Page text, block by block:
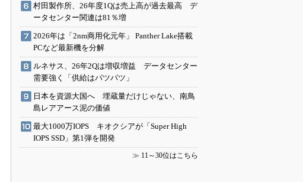
村田製作所、26年度1Qは売上高が過去最高 デ
ータセンター関連は81％増
2026年は「2nm商用化元年」 Panther Lake搭載
PCなど最新機を分解
ルネサス、26年2Qは増収増益 データセンター
需要強く「供給はパツパツ」
日本を資源大国へ 埋蔵量だけじゃない、南鳥
島レアアース泥の価値
最大1000万IOPS キオクシアが「Super High
IOPS SSD」第1弾を開発
≫ 11～30位はこちら